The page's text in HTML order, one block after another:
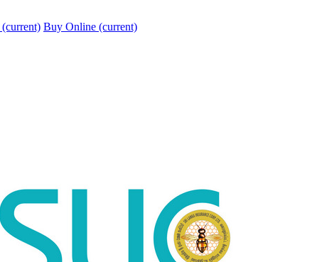
(current) Buy Online (current)